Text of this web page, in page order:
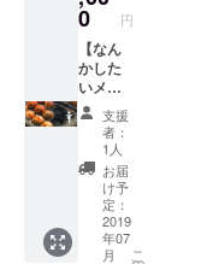
ルー
プ：
「合同
会社な
んかし
たい」
の活動
報告や
ニュー
スなど
をお知
らせす
【2020
年3月31
日ま
で】 ・
agoraイ
ベント
先行案
Line@
招待(学
生限定)
【2020
年3月31
に設置
or 弊社
HPに掲
載！
【法人
様OK】
・agora
参加券
(社会人)
【2019
年12月
31日ま
で】 ・
チラシ
設置
【2019
年9月30
日ま
で】 ・
お名前
を木の
特別プ
レート
でagora
に設置
or 弊社
0 円
【なん
かした
いメン
バーと
たこ焼
きパー
ティー
＋全部
り！】
▼内容
支援
者：
1人
お届
け予
定：
2019
年07
月
こ